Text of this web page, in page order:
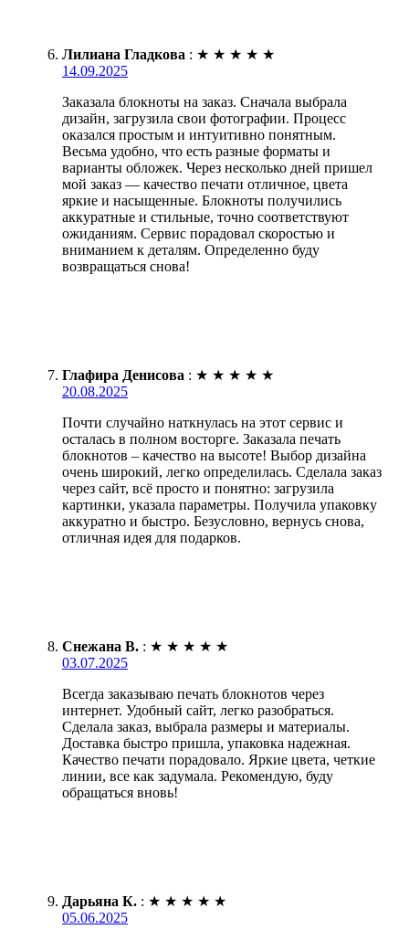
Лилиана Гладкова : ★ ★ ★ ★ ★
14.09.2025
Заказала блокноты на заказ. Сначала выбрала
дизайн, загрузила свои фотографии. Процесс
оказался простым и интуитивно понятным.
Весьма удобно, что есть разные форматы и
варианты обложек. Через несколько дней пришел
мой заказ — качество печати отличное, цвета
яркие и насыщенные. Блокноты получились
аккуратные и стильные, точно соответствуют
ожиданиям. Сервис порадовал скоростью и
вниманием к деталям. Определенно буду
возвращаться снова!
Глафира Денисова : ★ ★ ★ ★ ★
20.08.2025
Почти случайно наткнулась на этот сервис и
осталась в полном восторге. Заказала печать
блокнотов – качество на высоте! Выбор дизайна
очень широкий, легко определилась. Сделала заказ
через сайт, всё просто и понятно: загрузила
картинки, указала параметры. Получила упаковку
аккуратно и быстро. Безусловно, вернусь снова,
отличная идея для подарков.
Снежана В. : ★ ★ ★ ★ ★
03.07.2025
Всегда заказываю печать блокнотов через
интернет. Удобный сайт, легко разобраться.
Сделала заказ, выбрала размеры и материалы.
Доставка быстро пришла, упаковка надежная.
Качество печати порадовало. Яркие цвета, четкие
линии, все как задумала. Рекомендую, буду
обращаться вновь!
Дарьяна К. : ★ ★ ★ ★ ★
05.06.2025